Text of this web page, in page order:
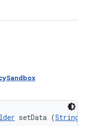
setData (String